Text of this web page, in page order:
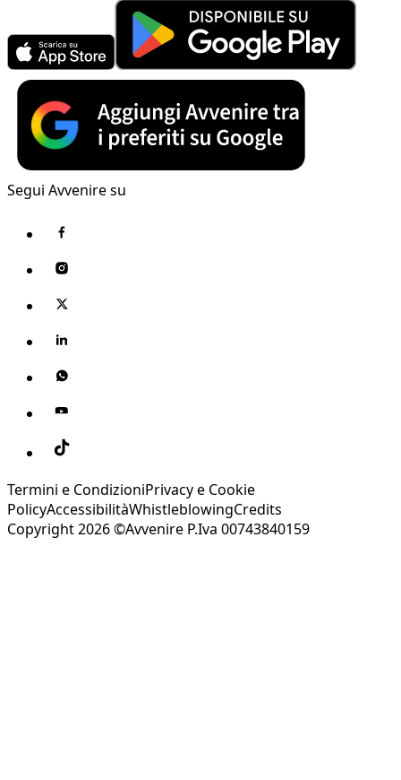
Segui Avvenire su
Termini e CondizioniPrivacy e Cookie
PolicyAccessibilitàWhistleblowingCredits
Copyright 2026 ©Avvenire P.Iva 00743840159